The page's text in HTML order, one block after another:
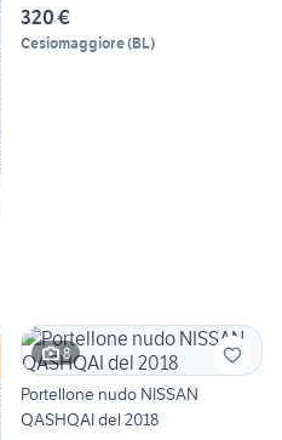
320 €
Cesiomaggiore(BL)
8
Portellone nudo NISSAN
QASHQAI del 2018